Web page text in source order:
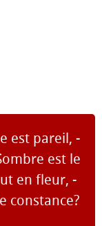
est pareil, -
est le
en fleur, -
constance?